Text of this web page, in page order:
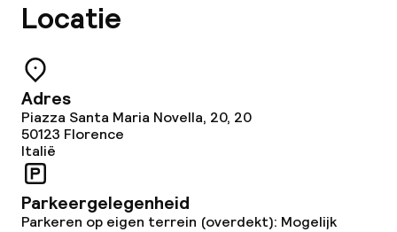
Locatie
Adres
Piazza Santa Maria Novella, 20, 20
50123 Florence
Italië
Parkeergelegenheid
Parkeren op eigen terrein (overdekt): Mogelijk